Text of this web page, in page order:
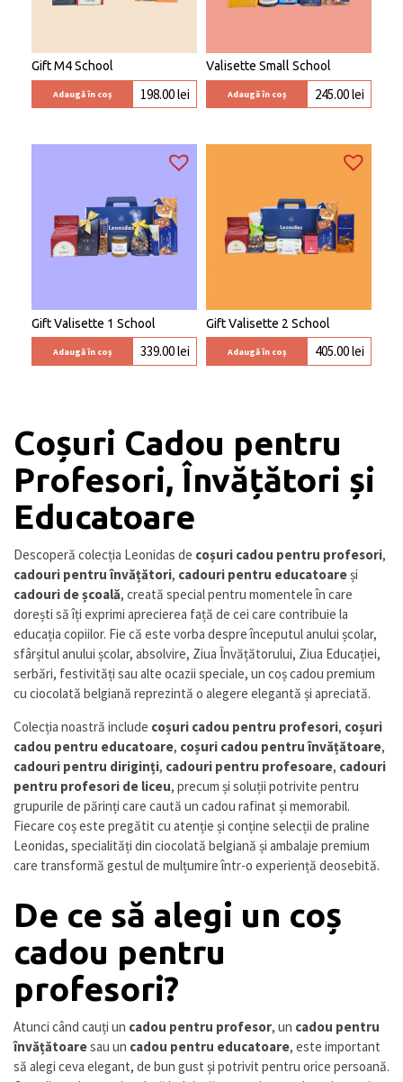
Gift M4 School
Adaugă în coș 198.00lei
Valisette Small School
Adaugă în coș 245.00lei
Gift Valisette 1 School
Adaugă în coș 339.00lei
Gift Valisette 2 School
Adaugă în coș 405.00lei
Coșuri Cadou pentru
Profesori, Învățători și
Educatoare
Descoperă colecția Leonidas de coșuri cadou pentru profesori,
cadouri pentru învățători, cadouri pentru educatoareși
cadouri de școală, creată special pentru momentele în care
dorești să îți exprimi aprecierea față de cei care contribuie la
educația copiilor. Fie că este vorba despre începutul anului școlar,
sfârșitul anului școlar, absolvire, Ziua Învățătorului, Ziua Educației,
serbări, festivități sau alte ocazii speciale, un coș cadou premium
cu ciocolată belgiană reprezintă o alegere elegantă și apreciată.
Colecția noastră include coșuri cadou pentru profesori, coșuri
cadou pentru educatoare, coșuri cadou pentru învățătoare,
cadouri pentru diriginți, cadouri pentru profesoare, cadouri
pentru profesori de liceu, precum și soluții potrivite pentru
grupurile de părinți care caută un cadou rafinat și memorabil.
Fiecare coș este pregătit cu atenție și conține selecții de praline
Leonidas, specialități din ciocolată belgiană și ambalaje premium
care transformă gestul de mulțumire într-o experiență deosebită.
De ce să alegi un coș
cadou pentru
profesori?
Atunci când cauți un cadou pentru profesor, un cadou pentru
învățătoaresau un cadou pentru educatoare, este important
să alegi ceva elegant, de bun gust și potrivit pentru orice persoană.